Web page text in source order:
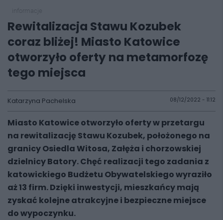
Rewitalizacja Stawu Kozubek
coraz bliżej! Miasto Katowice
otworzyło oferty na metamorfozę
tego miejsca
Katarzyna Pachelska 08/12/2022 - 11:12
Miasto Katowice otworzyło oferty w przetargu
na rewitalizację Stawu Kozubek, położonego na
granicy Osiedla Witosa, Załęża i chorzowskiej
dzielnicy Batory. Chęć realizacji tego zadania z
katowickiego Budżetu Obywatelskiego wyraziło
aż 13 firm. Dzięki inwestycji, mieszkańcy mają
zyskać kolejne atrakcyjne i bezpieczne miejsce
do wypoczynku.